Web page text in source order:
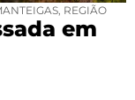
, REGIÃO
em